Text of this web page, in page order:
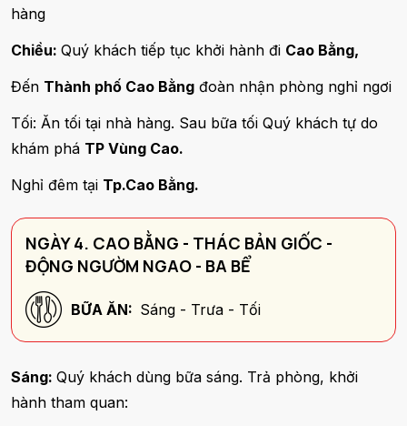
hàng
Chiều: Quý khách tiếp tục khởi hành đi Cao Bằng,
Đến Thành phố Cao Bằng đoàn nhận phòng nghỉ ngơi
Tối: Ăn tối tại nhà hàng. Sau bữa tối Quý khách tự do
khám phá TP Vùng Cao.
Nghỉ đêm tại Tp.Cao Bằng.
NGÀY 4. CAO BẰNG - THÁC BẢN GIỐC -
ĐỘNG NGƯỜM NGAO - BA BỂ
BỮA ĂN: Sáng - Trưa - Tối
Sáng: Quý khách dùng bữa sáng. Trả phòng, khởi
hành tham quan: